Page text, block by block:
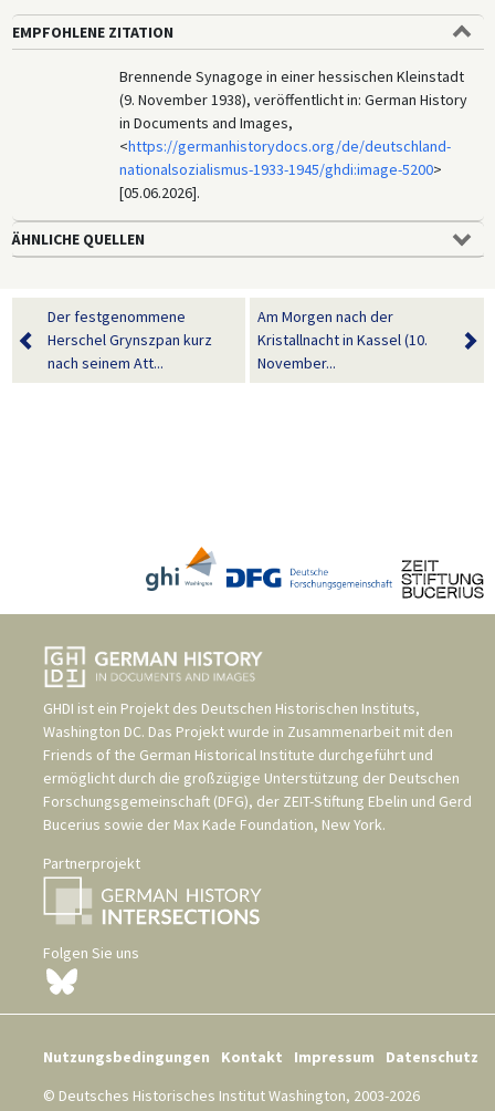
EMPFOHLENE ZITATION
Brennende Synagoge in einer hessischen Kleinstadt
(9. November 1938), veröffentlicht in: German History
in Documents and Images,
<https://germanhistorydocs.org/de/deutschland-
nationalsozialismus-1933-1945/ghdi:image-5200>
[05.06.2026].
ÄHNLICHE QUELLEN
Der festgenommene
Herschel Grynszpan kurz
nach seinem Att...
Am Morgen nach der
Kristallnacht in Kassel (10.
November...
GHDI ist ein Projekt des Deutschen Historischen Instituts,
Washington DC. Das Projekt wurde in Zusammenarbeit mit den
Friends of the German Historical Institute durchgeführt und
ermöglicht durch die großzügige Unterstützung der Deutschen
Forschungsgemeinschaft (DFG), der ZEIT-Stiftung Ebelin und Gerd
Bucerius sowie der Max Kade Foundation, New York.
Partnerprojekt
Folgen Sie uns
Nutzungsbedingungen Kontakt Impressum
Datenschutz
© Deutsches Historisches Institut Washington, 2003-2026